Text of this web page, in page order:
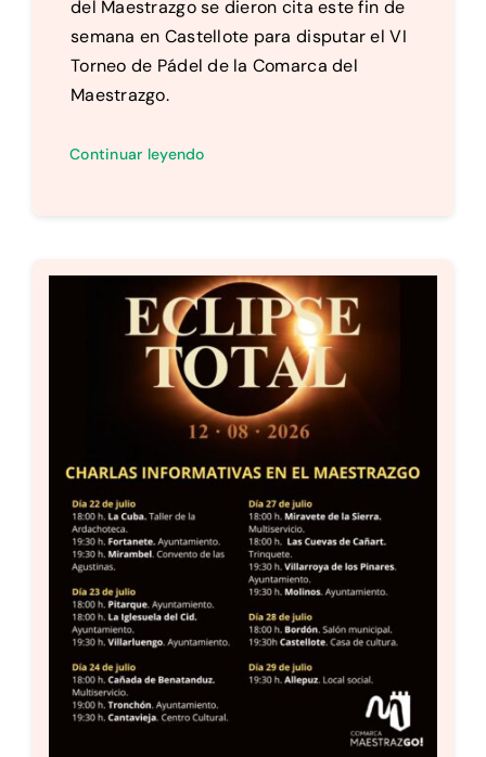
del Maestrazgo se dieron cita este fin de
semana en Castellote para disputar el VI
Torneo de Pádel de la Comarca del
Maestrazgo.
Continuar leyendo